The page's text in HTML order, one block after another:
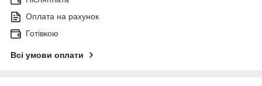
Оплата на рахунок
Готівкою
Всі умови оплати